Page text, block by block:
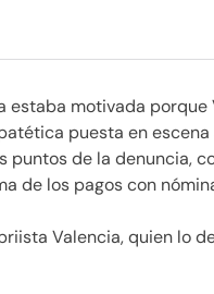
estaba motivada
puesta en
puntos de la denuncia,
de los pagos con
Valencia, quien lo